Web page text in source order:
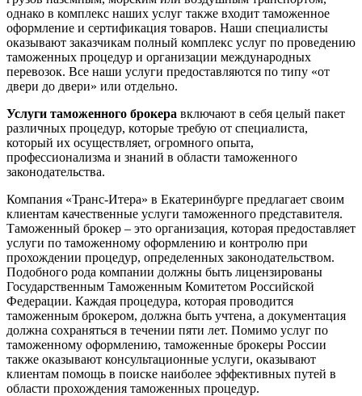
однако в комплекс наших услуг также входит таможенное
оформление и сертификация товаров. Наши специалисты
оказывают заказчикам полный комплекс услуг по проведению
таможенных процедур и организации международных
перевозок. Все наши услуги предоставляются по типу «от
двери до двери» или отдельно.
Услуги таможенного брокера включают в себя целый пакет
различных процедур, которые требую от специалиста,
который их осуществляет, огромного опыта,
профессионализма и знаний в области таможенного
законодательства.
Компания «Транс-Итера» в Екатеринбурге предлагает своим
клиентам качественные услуги таможенного представителя.
Таможенный брокер – это организация, которая предоставляет
услуги по таможенному оформлению и контролю при
прохождении процедур, определенных законодательством.
Подобного рода компании должны быть лицензированы
Государственным Таможенным Комитетом Российской
Федерации. Каждая процедура, которая проводится
таможенным брокером, должна быть учтена, а документация
должна сохраняться в течении пяти лет. Помимо услуг по
таможенному оформлению, таможенные брокеры России
также оказывают консультационные услуги, оказывают
клиентам помощь в поиске наиболее эффективных путей в
области прохождения таможенных процедур.